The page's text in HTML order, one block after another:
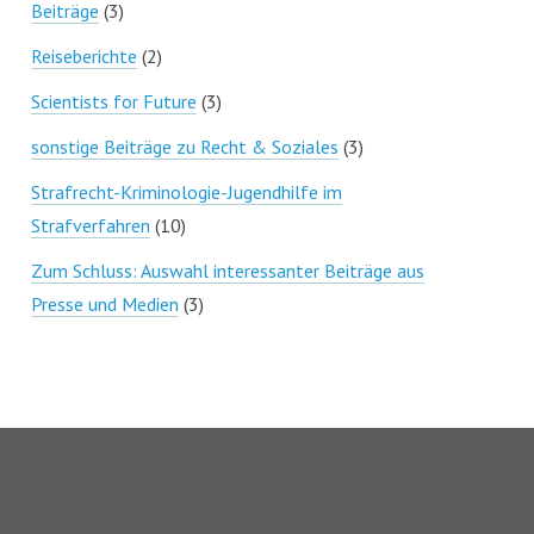
Beiträge (3)
Reiseberichte (2)
Scientists for Future (3)
sonstige Beiträge zu Recht & Soziales (3)
Strafrecht-Kriminologie-Jugendhilfe im
Strafverfahren (10)
Zum Schluss: Auswahl interessanter Beiträge aus
Presse und Medien (3)